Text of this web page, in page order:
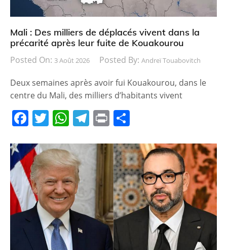
Mali : Des milliers de déplacés vivent dans la
précarité après leur fuite de Kouakourou
Posted On: 3 Août 2026 Posted By: Andreï Touabovitch
Deux semaines après avoir fui Kouakourou, dans le
centre du Mali, des milliers d’habitants vivent
F
c
e
b
o
o
T
itt
er
W
at
s
A
p
p
T
e
gr
a
m
Pr
t ta
g
er